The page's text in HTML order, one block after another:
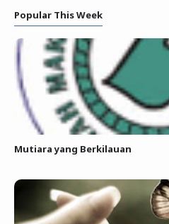
Popular This Week
Mutiara yang Berkilauan